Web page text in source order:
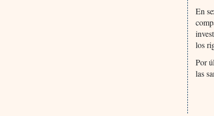
En
los
Por
las